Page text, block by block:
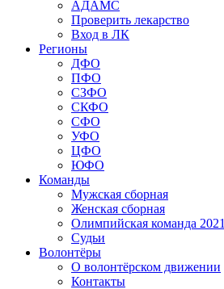
АДАМС
Проверить лекарство
Вход в ЛК
Регионы
ДФО
ПФО
СЗФО
СКФО
СФО
УФО
ЦФО
ЮФО
Команды
Мужская сборная
Женская сборная
Олимпийская команда 2021
Судьи
Волонтёры
О волонтёрском движении
Контакты